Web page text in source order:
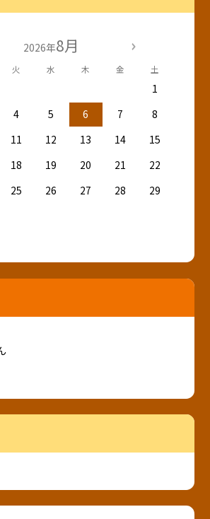
2026年8月
火 水 木 金 土
1
4 5 6 7
8
11 12 13 14
15
18 19 20 21
22
25 26 27 28
29